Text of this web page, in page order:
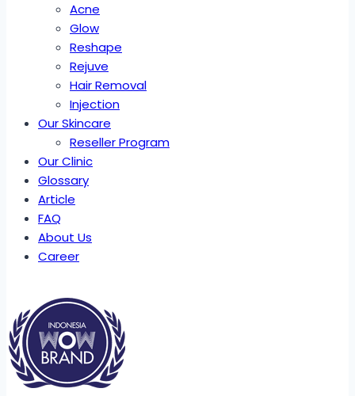
Acne
Glow
Reshape
Rejuve
Hair Removal
Injection
Our Skincare
Reseller Program
Our Clinic
Glossary
Article
FAQ
About Us
Career